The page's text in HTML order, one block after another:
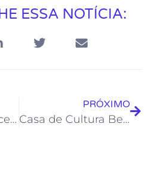
ESSA NOTÍCIA:
Rio das Ostras recebe o Projeto “Festival da Gente”
PRÓXIMO
Casa de Cultura Bento Costa Júnior recebe exposição “Florestas”